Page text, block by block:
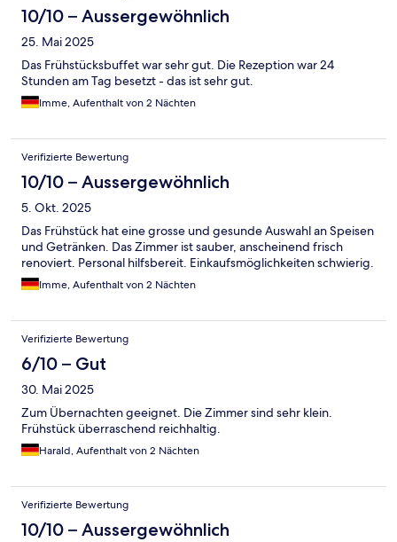
10/10 – Aussergewöhnlich
25. Mai 2025
Das Frühstücksbuffet war sehr gut. Die Rezeption war 24
Stunden am Tag besetzt - das ist sehr gut.
Imme, Aufenthalt von 2 Nächten
Verifizierte Bewertung
10/10 – Aussergewöhnlich
5. Okt. 2025
Das Frühstück hat eine grosse und gesunde Auswahl an Speisen
und Getränken. Das Zimmer ist sauber, anscheinend frisch
renoviert. Personal hilfsbereit. Einkaufsmöglichkeiten schwierig.
Imme, Aufenthalt von 2 Nächten
Verifizierte Bewertung
6/10 – Gut
30. Mai 2025
Zum Übernachten geeignet. Die Zimmer sind sehr klein.
Frühstück überraschend reichhaltig.
Harald, Aufenthalt von 2 Nächten
Verifizierte Bewertung
10/10 – Aussergewöhnlich